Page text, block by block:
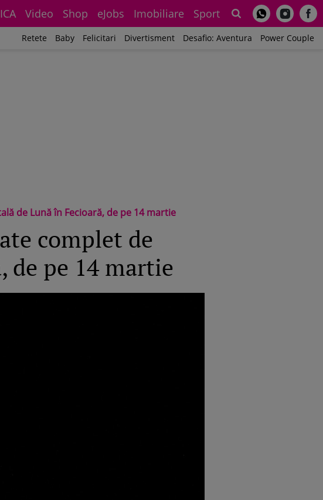
Video Shop eJobs Imobiliare Sport
Retete Baby Felicitari Divertisment Desafio: Aventura Power Couple
de Lună în Fecioară, de pe 14 martie
complet de
de pe 14 martie